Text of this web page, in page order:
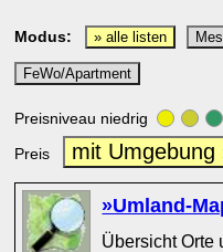
Modus: » alle listen
FeWo/Apartment
Preisniveau niedrig
Preis
mit Umgebung
»Umland-
Übersicht Orte